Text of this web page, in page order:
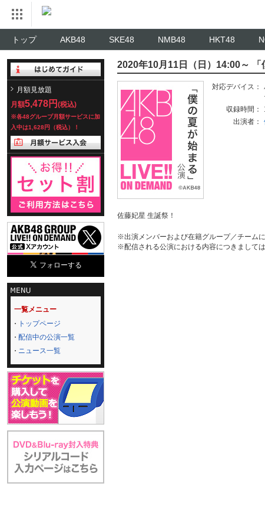
トップ AKB48 SKE48 NMB48 HKT48
月額見放題
月額5,478円 (税込)
※各48グループ月額サービスに加
入中は1,628円（税込）！
一覧メニュー
トップページ
配信中の公演一覧
ニュース一覧
2020年10月11日（日）14:00～
対応デバイス：
収録時間：
出演者：
佐藤妃星 生誕祭！
※出演メンバーおよび在籍グループ／チーム
※配信される公演における内容につきまして